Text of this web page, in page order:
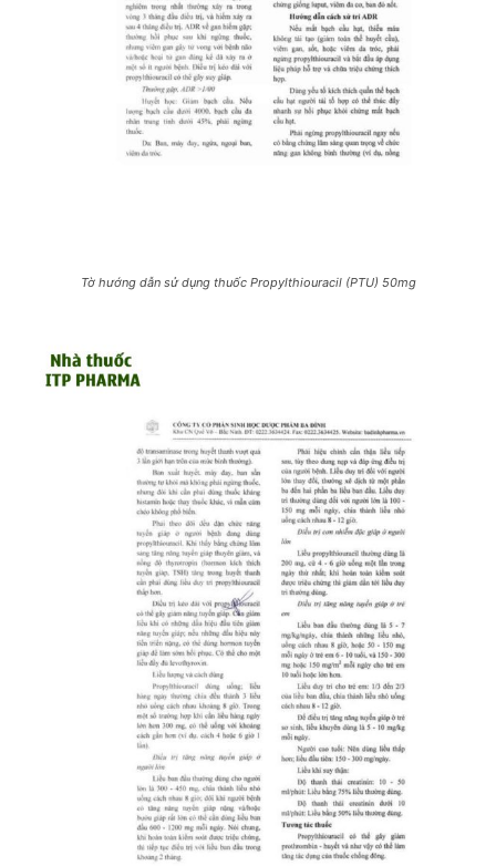
Tờ hướng dẫn sử dụng thuốc Propylthiouracil (PTU) 50mg